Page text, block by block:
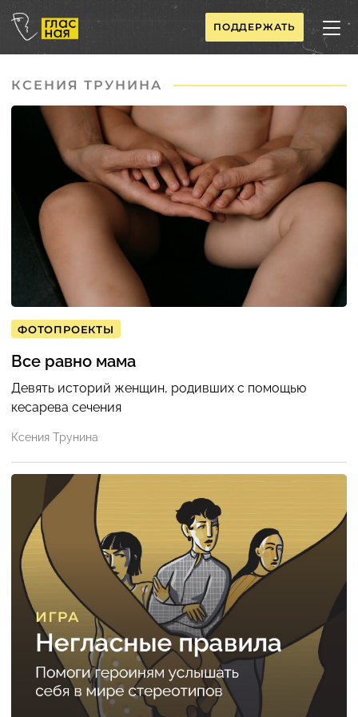
ПОДДЕРЖАТЬ
КСЕНИЯ ТРУНИНА
ФОТОПРОЕКТЫ
Все равно мама
Девять историй женщин, родивших с помощью
кесарева сечения
Ксения Трунина